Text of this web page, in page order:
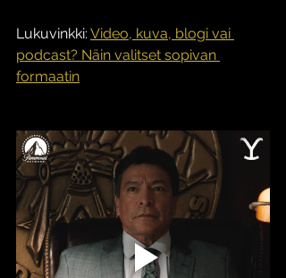
Lukuvinkki: Video, kuva, blogi vai
podcast? Näin valitset sopivan
formaatin